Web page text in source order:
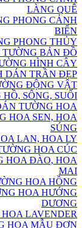
LÀNG QUÊ
PHONG CẢNH
BIỂN
PHONG THỦY
BẢN ĐỒ
HÌNH CÂY
DÁN TRẦN ĐẸP
ĐỘNG VẬT
SÔNG, SUỐI
TƯỜNG HOA
HOA SEN, HOA
SÚNG
LAN, HOA LY
HOA CÚC
HOA ĐÀO, HOA
MAI
HOA HỒNG
HOA HƯỚNG
DƯƠNG
LAVENDER
HOA MẪU ĐƠN